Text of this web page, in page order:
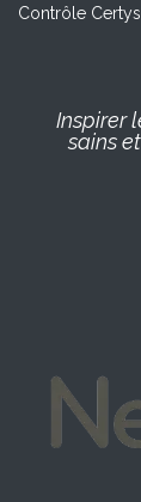
Contrôle
Inspirer
sains